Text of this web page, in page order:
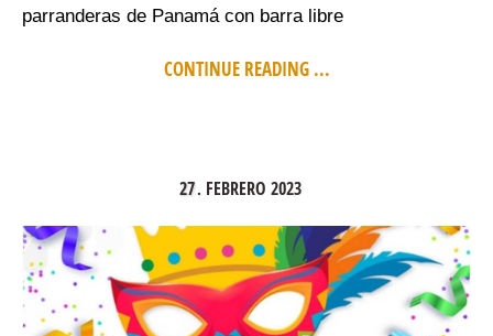
parranderas de Panamá con barra libre
CONTINUE READING ...
27. FEBRERO 2023